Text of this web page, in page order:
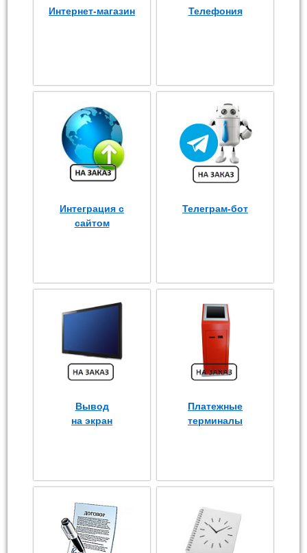
Интернет-магазин Телефония
Интеграция с
сайтом
Телеграм-бот
Вывод
на экран
Платежные
терминалы